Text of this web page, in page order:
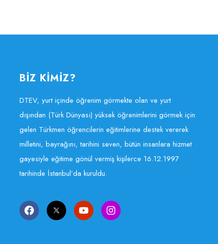
BİZ KİMİZ?
DTEV, yurt içinde öğrenim görmekte olan ve yurt
dışından (Türk Dünyası) yüksek öğrenimlerini görmek için
gelen Türkmen öğrencilerin eğitimlerine destek vererek
milletini, bayrağını, tarihini seven, bütün insanlara hizmet
gayesiyle eğitime gönül vermiş kişilerce 16.12.1997
tarihinde İstanbul’da kuruldu.